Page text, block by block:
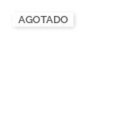
AGOTADO